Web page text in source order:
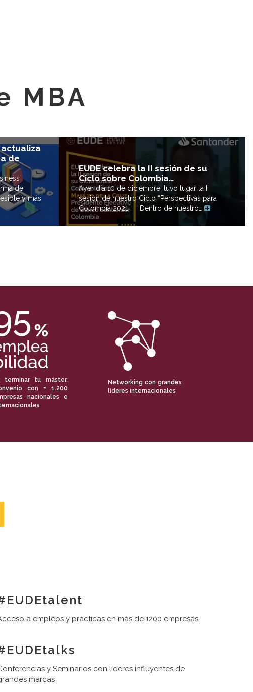
MBA
actualiza
de
de
y más
EUDE celebra la II sesión de su
Ciclo sobre Colombia…
Ayer día 10 de diciembre, tuvo lugar la II
sesión de nuestro Ciclo “Perspectivas para
Colombia 2021”. Dentro de nuestro…
terminar tu máster.
con + 1.200
nacionales e
Networking con grandes
líderes internacionales
a empleos y prácticas en más de 1200 empresas
y Seminarios con líderes influyentes de
marcas